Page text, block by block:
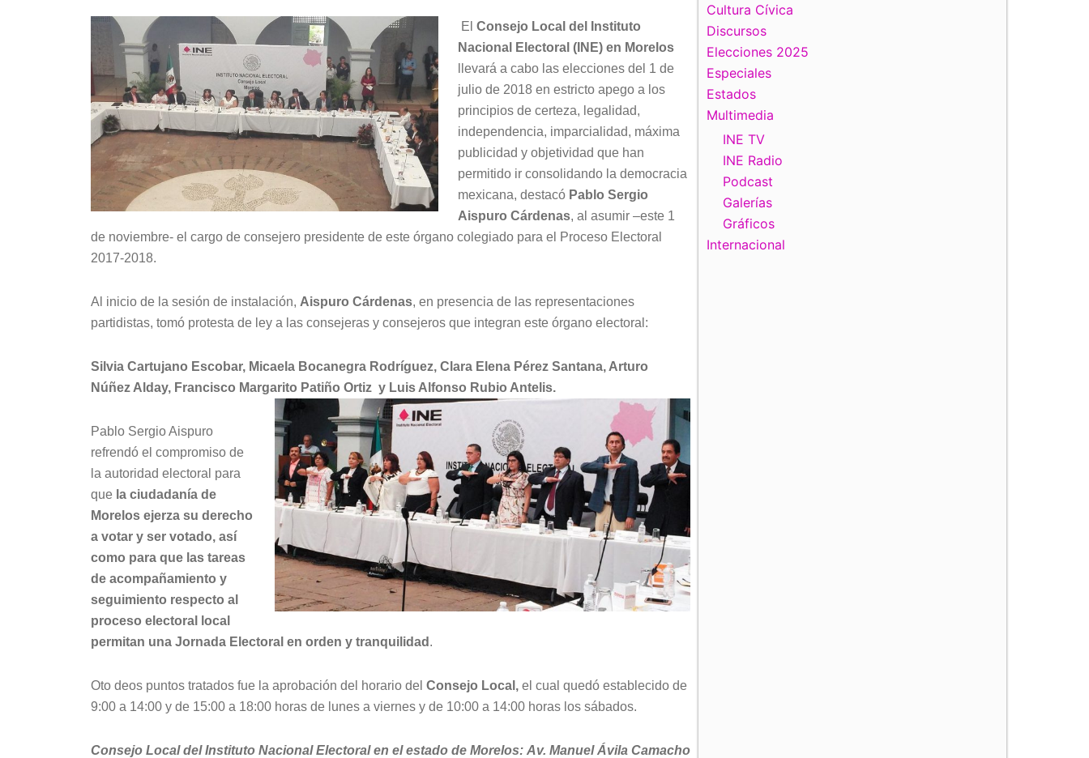
El Consejo Local del Instituto
Nacional Electoral (INE) en Morelos
llevará a cabo las elecciones del 1 de
julio de 2018 en estricto apego a los
principios de certeza, legalidad,
independencia, imparcialidad, máxima
publicidad y objetividad que han
permitido ir consolidando la democracia
mexicana, destacó Pablo Sergio
Aispuro Cárdenas, al asumir –este 1
de noviembre- el cargo de consejero presidente de este órgano colegiado para el Proceso Electoral
2017-2018.
Al inicio de la sesión de instalación, Aispuro Cárdenas, en presencia de las representaciones
partidistas, tomó protesta de ley a las consejeras y consejeros que integran este órgano electoral:
Silvia Cartujano Escobar, Micaela Bocanegra Rodríguez, Clara Elena Pérez Santana, Arturo
Núñez Alday, Francisco Margarito Patiño Ortiz y Luis Alfonso Rubio Antelis.
Pablo Sergio Aispuro
refrendó el compromiso de
la autoridad electoral para
que la ciudadanía de
Morelos ejerza su derecho
a votar y ser votado, así
como para que las tareas
de acompañamiento y
seguimiento respecto al
proceso electoral local
permitan una Jornada Electoral en orden y tranquilidad .
Oto deos puntos tratados fue la aprobación del horario del Consejo Local, el cual quedó establecido de
9:00 a 14:00 y de 15:00 a 18:00 horas de lunes a viernes y de 10:00 a 14:00 horas los sábados.
Consejo Local del Instituto Nacional Electoral en el estado de Morelos: Av. Manuel Ávila Camacho
Cultura Cívica
Discursos
Elecciones 2025
Especiales
Estados
Multimedia
INE TV
INE Radio
Podcast
Galerías
Gráficos
Internacional